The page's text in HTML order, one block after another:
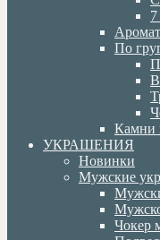
По
Камни
УКРАШЕНИЯ
Новинки
Мужские
Чокер